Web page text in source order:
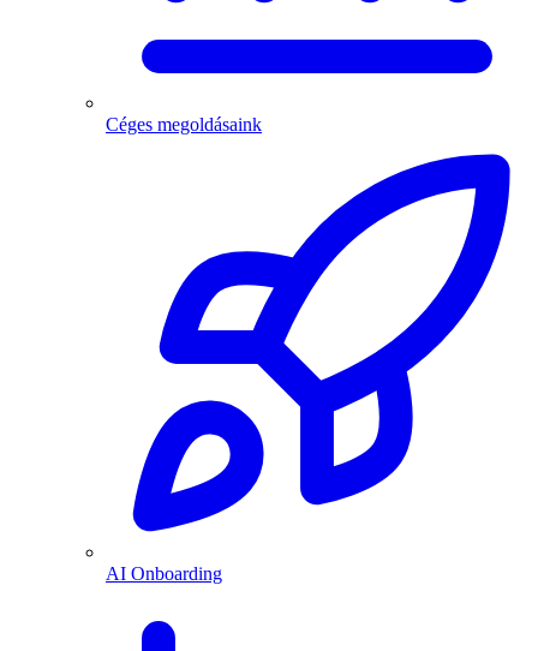
Céges megoldásaink
AI Onboarding